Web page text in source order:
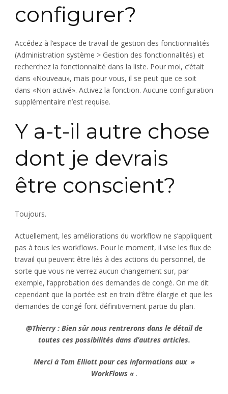
configurer?
Accédez à l’espace de travail de gestion des fonctionnalités
(Administration système > Gestion des fonctionnalités) et
recherchez la fonctionnalité dans la liste. Pour moi, c’était
dans «Nouveau», mais pour vous, il se peut que ce soit
dans «Non activé». Activez la fonction. Aucune configuration
supplémentaire n’est requise.
Y a-t-il autre chose
dont je devrais
être conscient?
Toujours.
Actuellement, les améliorations du workflow ne s’appliquent
pas à tous les workflows. Pour le moment, il vise les flux de
travail qui peuvent être liés à des actions du personnel, de
sorte que vous ne verrez aucun changement sur, par
exemple, l’approbation des demandes de congé. On me dit
cependant que la portée est en train d’être élargie et que les
demandes de congé font définitivement partie du plan.
@Thierry : Bien sûr nous rentrerons dans le détail de
toutes ces possibilités dans d’autres articles.
Merci à Tom Elliott pour ces informations aux »
WorkFlows « .